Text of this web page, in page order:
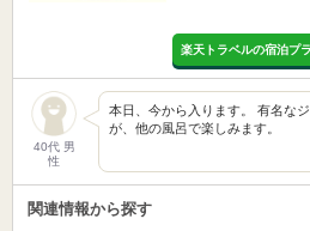
楽天トラベルの宿泊プ
40代 男
性
本日、今から入ります。 有名な
が、他の風呂で楽しみます。
関連情報から探す